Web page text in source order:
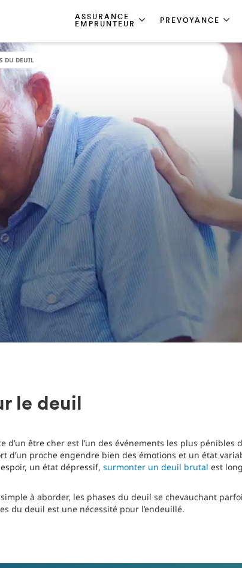
ASSURANCE
EMPRUNTEUR
PREVOYANCE
DU DEUIL
le deuil
d’un être cher est l’un des événements les plus pénibles
d’un proche engendre bien des émotions et un état
un état dépressif, surmonter un deuil brutal est
simple à aborder, les phases du deuil se chevauchant
du deuil est une nécessité pour l’endeuillé.